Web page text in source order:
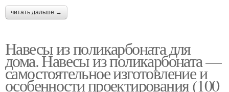
читать дальше →
Навесы из поликарбоната для
дома. Навесы из поликарбоната —
самостоятельное изготовление и
особенности проектирования (100